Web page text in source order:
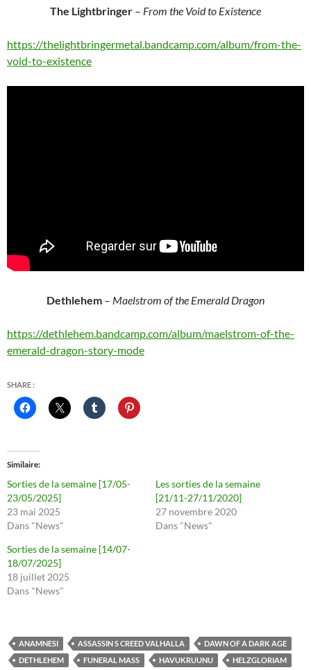
The Lightbringer – From the Void to Existence
https://thelightbringermetal.bandcamp.com/album/from-the-
void-to-existence
Dethlehem – Maelstrom of the Emerald Dragon
https://dethlehem.bandcamp.com/album/maelstrom-of-the-
emerald-dragon-story-mode
SHARE :
Similaire
Sorties de la semaine [17/05-
23/05/2025]
23 mai 2025
Dans "News"
Les sorties de la semaine
[21/11-27/11/2020]
27 novembre 2020
Dans "News"
Sorties de la semaine [14/07-
18/07/2025]
18 juillet 2025
Dans "News"
ANAMNESI ASSASSIN S CREED VALHALLA
DAWN OF A DARK AGE
DETHLEHEM
FUNERAL MASS HAVUKRUUNU
HELZGLORIAM